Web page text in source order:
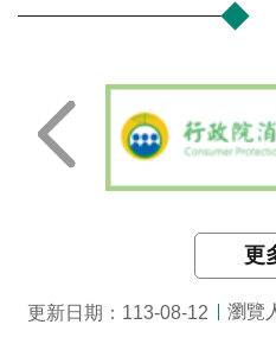
更
更新日期：113-08-12 瀏覽